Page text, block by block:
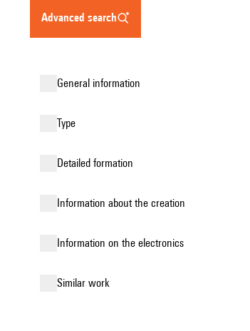
advanced search
general information
type
detailed formation
information about the creation
Information on the electronics
similar work